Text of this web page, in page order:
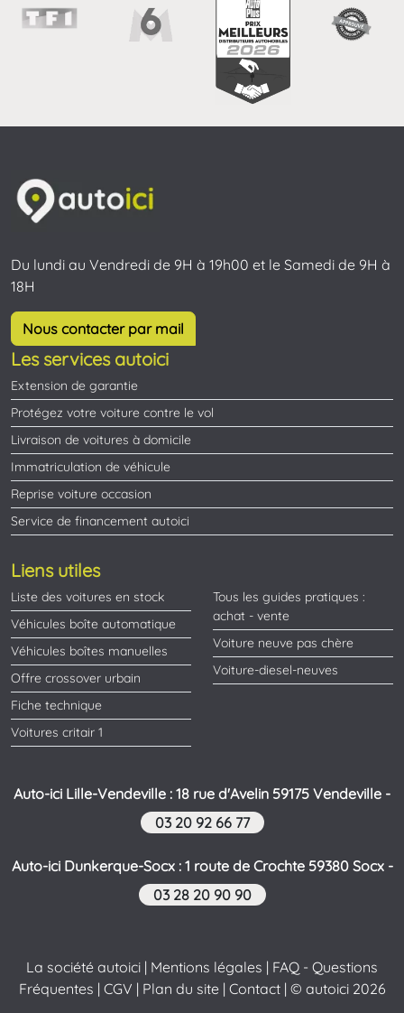
Du lundi au Vendredi de 9H à 19h00 et le Samedi de 9H à
18H
Nous contacter par mail
Les services autoici
Extension de garantie
Protégez votre voiture contre le vol
Livraison de voitures à domicile
Immatriculation de véhicule
Reprise voiture occasion
Service de financement autoici
Liens utiles
Liste des voitures en stock
Véhicules boîte automatique
Véhicules boîtes manuelles
Offre crossover urbain
Fiche technique
Voitures critair 1
Tous les guides pratiques :
achat - vente
Voiture neuve pas chère
Voiture-diesel-neuves
Auto-ici Lille-Vendeville : 18 rue d'Avelin 59175 Vendeville -
03 20 92 66 77
Auto-ici Dunkerque-Socx : 1 route de Crochte 59380 Socx -
03 28 20 90 90
La société autoici | Mentions légales | FAQ - Questions
Fréquentes | CGV | Plan du site| Contact| © autoici 2026